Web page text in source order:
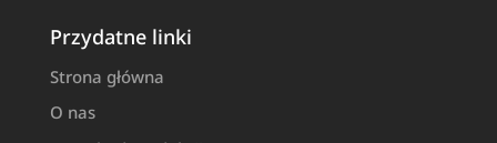
Przydatne linki
Strona główna
O nas